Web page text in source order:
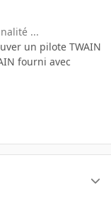
...
un pilote TWAIN
fourni avec